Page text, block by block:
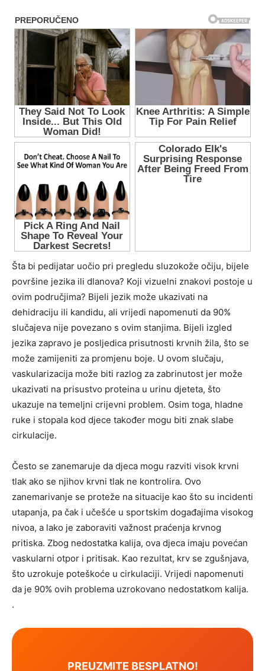
Šta bi pedijatar uočio pri pregledu sluzokože očiju, bijele
površine jezika ili dlanova? Koji vizuelni znakovi postoje u
ovim područjima? Bijeli jezik može ukazivati ​​na
dehidraciju ili kandidu, ali vrijedi napomenuti da 90%
slučajeva nije povezano s ovim stanjima. Bijeli izgled
jezika zapravo je posljedica prisutnosti krvnih žila, što se
može zamijeniti za promjenu boje. U ovom slučaju,
vaskularizacija može biti razlog za zabrinutost jer može
ukazivati ​​na prisustvo proteina u urinu djeteta, što
ukazuje na temeljni crijevni problem. Osim toga, hladne
ruke i stopala kod djece također mogu biti znak slabe
cirkulacije.
Često se zanemaruje da djeca mogu razviti visok krvni
tlak ako se njihov krvni tlak ne kontrolira. Ovo
zanemarivanje se proteže na situacije kao što su incidenti
utapanja, pa čak i učešće u sportskim događajima visokog
nivoa, a lako je zaboraviti važnost praćenja krvnog
pritiska. Zbog nedostatka kalija, ova djeca imaju povećan
vaskularni otpor i pritisak. Kao rezultat, krv se zgušnjava,
što uzrokuje poteškoće u cirkulaciji. Vrijedi napomenuti
da je 90% ovih problema uzrokovano nedostatkom kalija.
.
PREUZMITE BESPLATNO!